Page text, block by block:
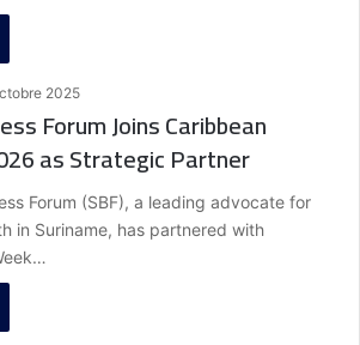
2025
Forum Joins Caribbean
as Strategic Partner
Forum (SBF), a leading advocate for
in Suriname, has partnered with